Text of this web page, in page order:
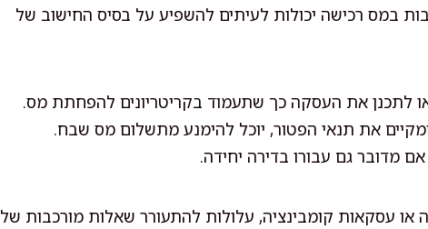
במס רכישה יכולות לעיתים להשפיע על בסיס החישוב של
או לתכנן את העסקה כך שתעמוד בקריטריונים להפחתת מס.
את תנאי הפטור, יוכל להימנע מתשלום מס שבח.
מדובר גם עבורו בדירה יחידה.
עסקאות קומבינציה, עלולות להתעורר שאלות מורכבות של